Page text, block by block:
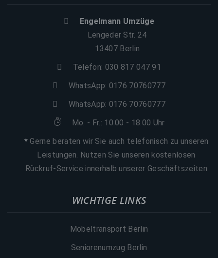
Engelmann Umzüge
Lengeder Str. 24
13407 Berlin
Telefon: 030 817 047 91
WhatsApp: 0176 70760777
WhatsApp: 0176 70760777
Mo. - Fr.: 10.00 - 18.00 Uhr
*Gerne beraten wir Sie auch telefonisch zu unseren
Leistungen. Nutzen Sie unseren kostenlosen
Rückruf-Service innerhalb unserer Geschäftszeiten
WICHTIGE LINKS
Möbeltransport Berlin
Seniorenumzug Berlin